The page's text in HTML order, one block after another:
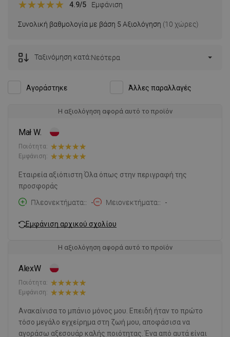
Συνολική βαθμολογία με βάση 5 Αξιολόγηση (10 χώρες)
4.9/5 Εμφάνιση
Αγοράστηκε Άλλες παραλλαγές
Ταξινόμηση κατά:Νεότερα
Η αξιολόγηση αφορά αυτό το προϊόν
Mał W.
Ποιότητα:
Εμφάνιση:
Εταιρεία αξιόπιστη Όλα όπως στην περιγραφή της
προσφοράς
Πλεονεκτήματα:
- Μειονεκτήματα: -
Εμφάνιση αρχικού σχολίου
Η αξιολόγηση αφορά αυτό το προϊόν
AlexW
Ποιότητα:
Εμφάνιση:
Ανακαίνισα το μπάνιο μόνος μου. Επειδή ήταν το πρώτο
τόσο μεγάλο εγχείρημα στη ζωή μου, αποφάσισα να
αγοράσω αξεσουάρ καλής ποιότητας. Ένα από αυτά είναι